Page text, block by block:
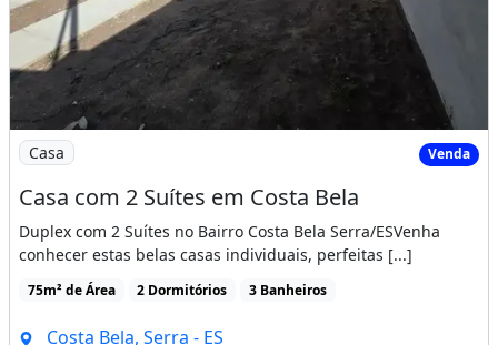
Imagem: Casa com 2 Suítes em Costa Bela
Casa Venda
Casa com 2 Suítes em Costa Bela
Duplex com 2 Suítes no Bairro Costa Bela Serra/ESVenha
conhecer estas belas casas individuais, perfeitas [...]
75m² de Área 2 Dormitórios 3 Banheiros
Costa Bela, Serra - ES